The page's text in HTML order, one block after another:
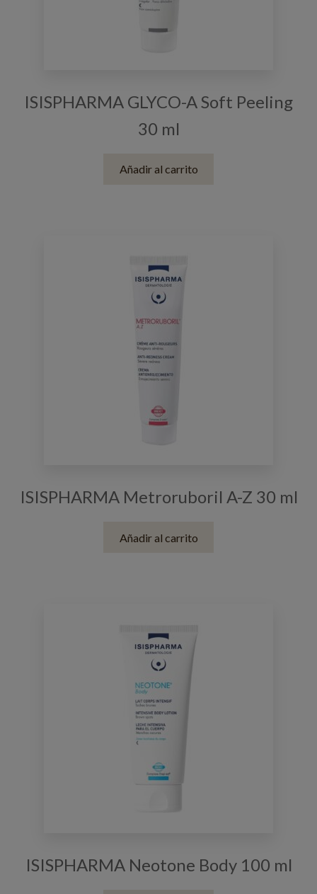
ISISPHARMA GLYCO-A Soft Peeling
30 ml
Añadir al carrito
ISISPHARMA Metroruboril A-Z 30 ml
Añadir al carrito
ISISPHARMA Neotone Body 100 ml